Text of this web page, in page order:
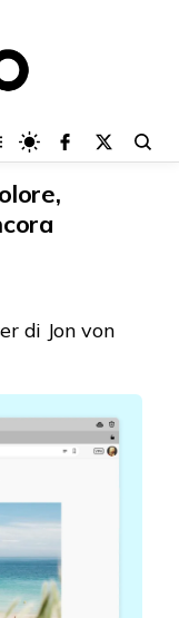
di Jon von